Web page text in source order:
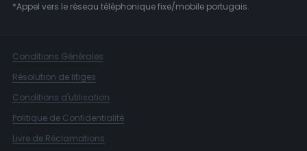
*Appel vers le réseau téléphonique fixe/mobile portugais.
Conditions Générales
Résolution de litiges
Conditions d'utilisation
Politique de Confidentialité
Livre de Réclamations